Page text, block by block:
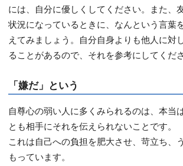
には、自分に優しくしてください。また、
状況になっているときに、なんという言葉
えてみましょう。自分自身よりも他人に対
ることがあるので、それを参考にしてくださ
「嫌だ」という
自尊心の弱い人に多くみられるのは、本当
とも相手にそれを伝えられないことです。
これは自己への負担を肥大させ、苛立ち、
もっています。